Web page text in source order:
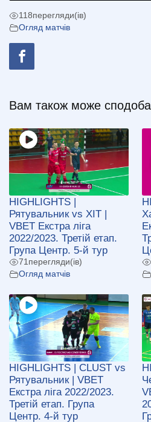
118перегляди(ів)
Огляд матчів
Вам також може
HIGHLIGHTS |
Рятувальник vs ХІТ |
VBET Екстра ліга
2022/2023. Третій етап.
Група Центр. 5-й тур
71перегляди(ів)
Огляд матчів
HIGHLIGHTS | CLUST vs
Рятувальник | VBET
Екстра ліга 2022/2023.
Третій етап. Група
Центр. 4-й тур